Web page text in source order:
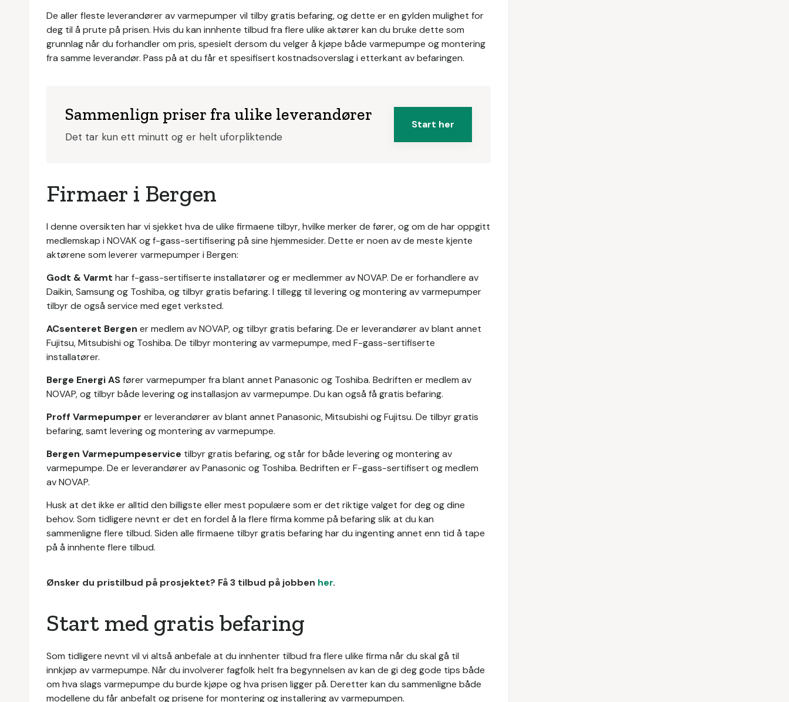
De aller fleste leverandører av varmepumper vil tilby gratis befaring, og dette er en gylden mulighet for
deg til å prute på prisen. Hvis du kan innhente tilbud fra flere ulike aktører kan du bruke dette som
grunnlag når du forhandler om pris, spesielt dersom du velger å kjøpe både varmepumpe og montering
fra samme leverandør. Pass på at du får et spesifisert kostnadsoverslag i etterkant av befaringen.
Sammenlign priser fra ulike leverandører
Det tar kun ett minutt og er helt uforpliktende
Start her
Firmaer i Bergen
I denne oversikten har vi sjekket hva de ulike firmaene tilbyr, hvilke merker de fører, og om de har oppgitt
medlemskap i NOVAK og f-gass-sertifisering på sine hjemmesider. Dette er noen av de meste kjente
aktørene som leverer varmepumper i Bergen:
Godt & Varmt har f-gass-sertifiserte installatører og er medlemmer av NOVAP. De er forhandlere av
Daikin, Samsung og Toshiba, og tilbyr gratis befaring. I tillegg til levering og montering av varmepumper
tilbyr de også service med eget verksted.
ACsenteret Bergen er medlem av NOVAP, og tilbyr gratis befaring. De er leverandører av blant annet
Fujitsu, Mitsubishi og Toshiba. De tilbyr montering av varmepumpe, med F-gass-sertifiserte
installatører.
Berge Energi ASfører varmepumper fra blant annet Panasonic og Toshiba. Bedriften er medlem av
NOVAP, og tilbyr både levering og installasjon av varmepumpe. Du kan også få gratis befaring.
Proff Varmepumper er leverandører av blant annet Panasonic, Mitsubishi og Fujitsu. De tilbyr gratis
befaring, samt levering og montering av varmepumpe.
Bergen Varmepumpeservice tilbyr gratis befaring, og står for både levering og montering av
varmepumpe. De er leverandører av Panasonic og Toshiba. Bedriften er F-gass-sertifisert og medlem
av NOVAP.
Husk at det ikke er alltid den billigste eller mest populære som er det riktige valget for deg og dine
behov. Som tidligere nevnt er det en fordel å la flere firma komme på befaring slik at du kan
sammenligne flere tilbud. Siden alle firmaene tilbyr gratis befaring har du ingenting annet enn tid å tape
på å innhente flere tilbud.
Ønsker du pristilbud på prosjektet? Få 3 tilbud på jobben her.
Start med gratis befaring
Som tidligere nevnt vil vi altså anbefale at du innhenter tilbud fra flere ulike firma når du skal gå til
innkjøp av varmepumpe. Når du involverer fagfolk helt fra begynnelsen av kan de gi deg gode tips både
om hva slags varmepumpe du burde kjøpe og hva prisen ligger på. Deretter kan du sammenligne både
modellene du får anbefalt og prisene for montering og installering av varmepumpen.